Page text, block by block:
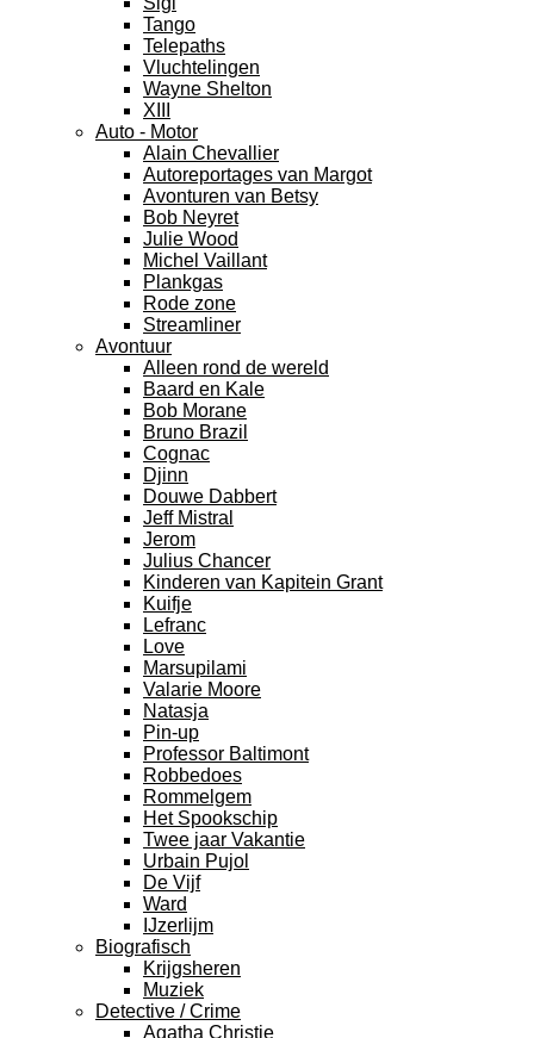
Tango
Telepaths
Vluchtelingen
Wayne Shelton
XIII
Auto - Motor
Alain Chevallier
Autoreportages van Margot
Avonturen van Betsy
Bob Neyret
Julie Wood
Michel Vaillant
Plankgas
Rode zone
Streamliner
Avontuur
Alleen rond de wereld
Baard en Kale
Bob Morane
Bruno Brazil
Cognac
Djinn
Douwe Dabbert
Jeff Mistral
Jerom
Julius Chancer
Kinderen van Kapitein Grant
Kuifje
Lefranc
Love
Marsupilami
Valarie Moore
Natasja
Pin-up
Professor Baltimont
Robbedoes
Rommelgem
Het Spookschip
Twee jaar Vakantie
Urbain Pujol
De Vijf
Ward
IJzerlijm
Biografisch
Krijgsheren
Muziek
Detective / Crime
Agatha Christie